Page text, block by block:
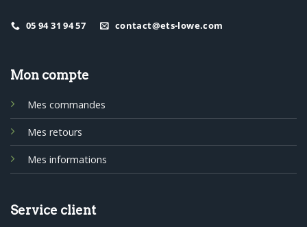
05 94 31 94 57 contact@ets-lowe.com
Mon compte
Mes commandes
Mes retours
Mes informations
Service client